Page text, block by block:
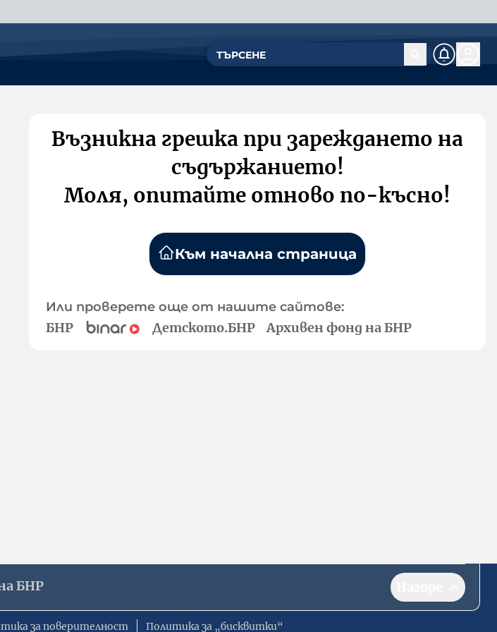
Възникна грешка при зареждането на
съдържанието!
Моля, опитайте отново по-късно!
Към начална страница
Или проверете още от нашите сайтове:
БНР Детското.БНР Архивен фонд на БНР
БНР
за поверителност Политика за „бисквитки“